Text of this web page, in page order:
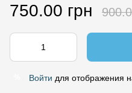
750.00 грн
Войти для отображения